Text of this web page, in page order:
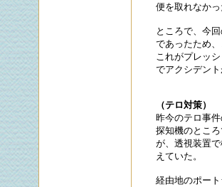
便を取れなか
ところで、今
であったため
これがプレッ
でアクシデン
（テロ対策）
昨今のテロ事
探知機のとこ
が、透視装置
えていた。
経由地のポー